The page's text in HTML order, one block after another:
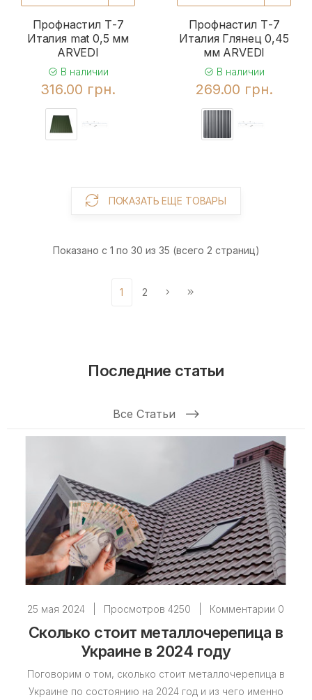
Профнастил Т-7
Италия mat 0,5 мм
ARVEDI
В наличии
316.00 грн.
Профнастил Т-7
Италия Глянец 0,45
мм ARVEDI
В наличии
269.00 грн.
ПОКАЗАТЬ ЕЩЕ ТОВАРЫ
Показано с 1 по 30 из 35 (всего 2 страниц)
1 2
Последние статьи
Все Статьи
25 мая 2024 Просмотров 4250 Комментарии 0
Сколько стоит металлочерепица в
Украине в 2024 году
Поговорим о том, сколько стоит металлочерепица в
Украине по состоянию на 2024 год и из чего именно